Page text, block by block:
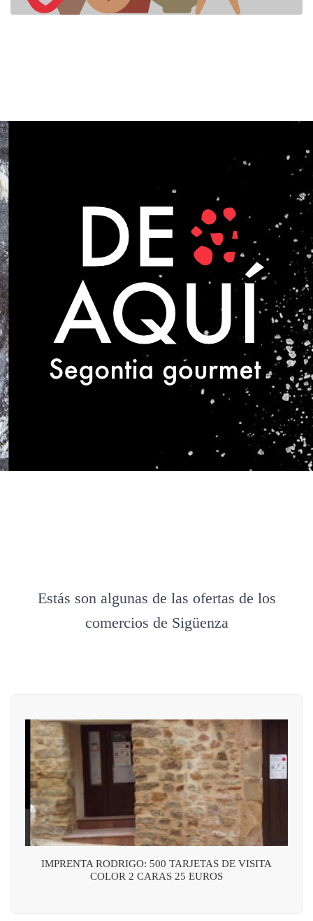
Estás son algunas de las ofertas de los
comercios de Sigüenza
IMPRENTA RODRIGO: 500 TARJETAS DE VISITA
COLOR 2 CARAS 25 EUROS